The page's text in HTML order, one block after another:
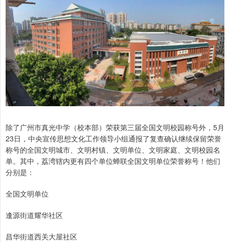
除了广州市真光中学（校本部）荣获第三届全国文明校园称号外，5月
23日，中央宣传思想文化工作领导小组通报了复查确认继续保留荣誉
称号的全国文明城市、文明村镇、文明单位、文明家庭、文明校园名
单。其中，荔湾辖内更有四个单位蝉联全国文明单位荣誉称号！他们
分别是：
全国文明单位
逢源街道耀华社区
昌华街道西关大屋社区